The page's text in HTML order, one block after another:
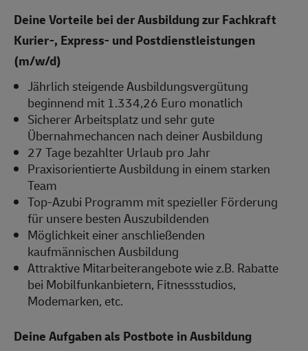
Deine Vorteile bei der Ausbildung zur Fachkraft
Kurier-, Express- und Postdienstleistungen
(m/w/d)
Jährlich steigende Ausbildungsvergütung
beginnend mit 1.334,26 Euro monatlich
Sicherer Arbeitsplatz und sehr gute
Übernahmechancen nach deiner Ausbildung
27 Tage bezahlter Urlaub pro Jahr
Praxisorientierte Ausbildung in einem starken
Team
Top-Azubi Programm mit spezieller Förderung
für unsere besten Auszubildenden
Möglichkeit einer anschließenden
kaufmännischen Ausbildung
Attraktive Mitarbeiterangebote wie z.B. Rabatte
bei Mobilfunkanbietern, Fitnessstudios,
Modemarken, etc.
Deine Aufgaben als Postbote in Ausbildung